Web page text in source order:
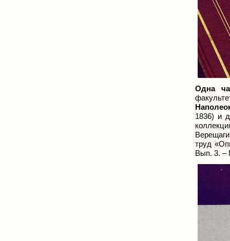
Одна
1836) и
труд
Вып. 3. –